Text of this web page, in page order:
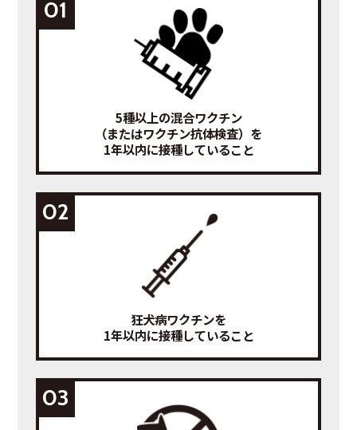
01
5種以上の混合ワクチン
（またはワクチン抗体検査）を
1年以内に接種していること
02
狂犬病ワクチンを
1年以内に接種していること
03